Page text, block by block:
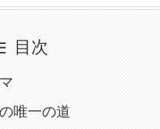
目次
唯一の道